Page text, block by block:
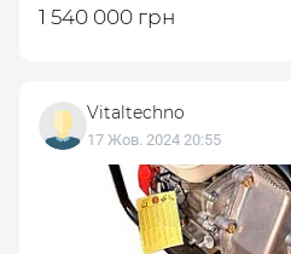
1 540 000 грн
Vitaltechno
17 Жов. 2024 20:55